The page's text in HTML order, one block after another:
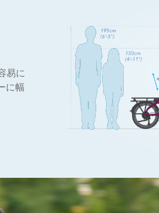
易に
に幅